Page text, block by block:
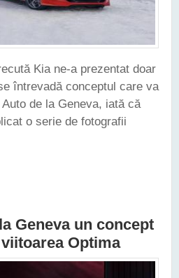
Kia ne-a prezentat doar
întrevadă conceptul care va
de la Geneva, iată că
o serie de fotografii
Geneva un concept
Optima